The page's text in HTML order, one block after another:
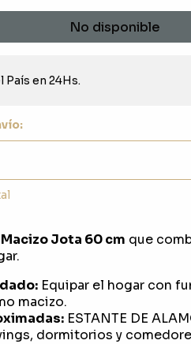
No disponible
País en 24Hs.
Jota 60 cm que
Equipar el hogar con
macizo.
ESTANTE DE
dormitorios y